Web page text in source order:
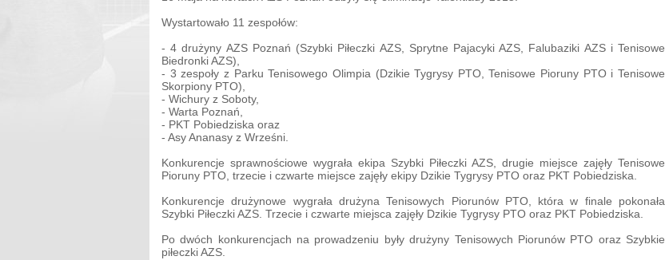
Wystartowało 11 zespołów:
- 4 drużyny AZS Poznań (Szybki Piłeczki AZS, Sprytne Pajacyki AZS, Falubaziki AZS i Tenisowe
Biedronki AZS),
- 3 zespoły z Parku Tenisowego Olimpia (Dzikie Tygrysy PTO, Tenisowe Pioruny PTO i Tenisowe
Skorpiony PTO),
- Wichury z Soboty,
- Warta Poznań,
- PKT Pobiedziska oraz
- Asy Ananasy z Wrześni.
Konkurencje sprawnościowe wygrała ekipa Szybki Piłeczki AZS, drugie miejsce zajęły Tenisowe
Pioruny PTO, trzecie i czwarte miejsce zajęły ekipy Dzikie Tygrysy PTO oraz PKT Pobiedziska.
Konkurencje drużynowe wygrała drużyna Tenisowych Piorunów PTO, która w finale pokonała
Szybki Piłeczki AZS. Trzecie i czwarte miejsca zajęły Dzikie Tygrysy PTO oraz PKT Pobiedziska.
Po dwóch konkurencjach na prowadzeniu były drużyny Tenisowych Piorunów PTO oraz Szybkie
piłeczki AZS.